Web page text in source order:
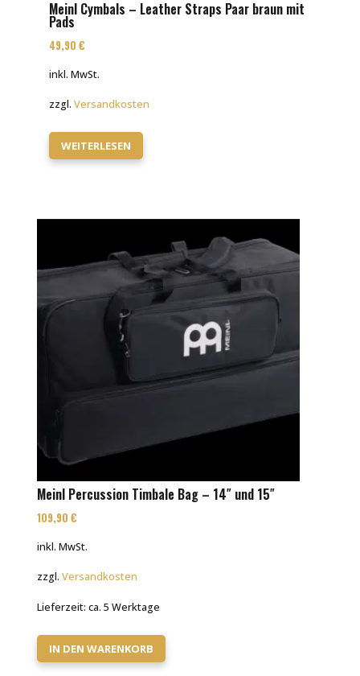
Meinl Cymbals – Leather Straps Paar braun mit
Pads
49,90 €
inkl. MwSt.
zzgl. Versandkosten
WEITERLESEN
Meinl Percussion Timbale Bag – 14″ und 15″
109,90€
inkl. MwSt.
zzgl.Versandkosten
Lieferzeit:ca. 5 Werktage
IN DEN WARENKORB